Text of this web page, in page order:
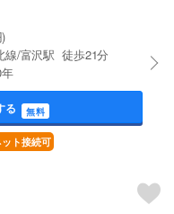
線/富沢駅 徒歩21分
る 無料
ト接続可